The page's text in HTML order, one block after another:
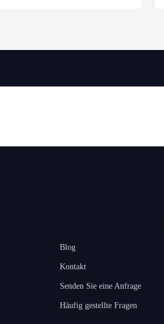
Blog
Kontakt
Senden Sie eine Anfrage
Häufig gestellte Fragen